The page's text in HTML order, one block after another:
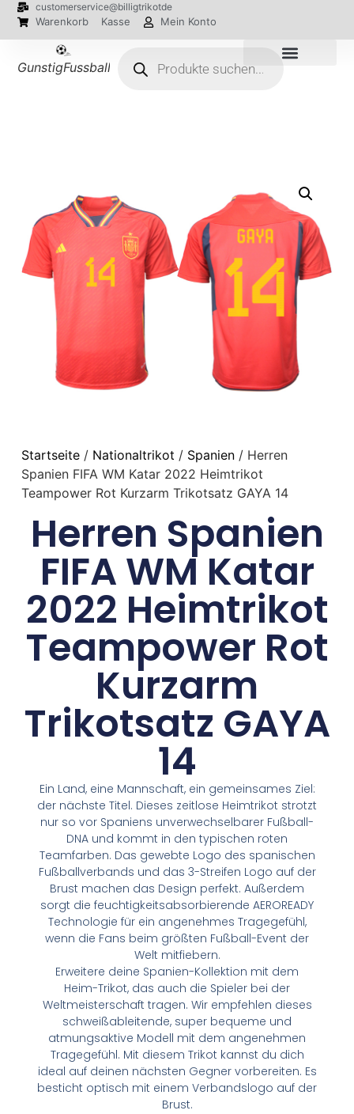
customerservice@billigtrikotde
Warenkorb Kasse Mein Konto
GunstigFussballTrikot
Startseite/ Nationaltrikot / Spanien/ Herren
Spanien FIFA WM Katar 2022 Heimtrikot
Teampower Rot Kurzarm Trikotsatz GAYA 14
Herren Spanien
FIFA WM Katar
2022 Heimtrikot
Teampower Rot
Kurzarm
Trikotsatz GAYA
14
Ein Land, eine Mannschaft, ein gemeinsames Ziel:
der nächste Titel. Dieses zeitlose Heimtrikot strotzt
nur so vor Spaniens unverwechselbarer Fußball-
DNA und kommt in den typischen roten
Teamfarben. Das gewebte Logo des spanischen
Fußballverbands und das 3-Streifen Logo auf der
Brust machen das Design perfekt. Außerdem
sorgt die feuchtigkeitsabsorbierende AEROREADY
Technologie für ein angenehmes Tragegefühl,
wenn die Fans beim größten Fußball-Event der
Welt mitfiebern.
Erweitere deine Spanien-Kollektion mit dem
Heim-Trikot, das auch die Spieler bei der
Weltmeisterschaft tragen. Wir empfehlen dieses
schweißableitende, super bequeme und
atmungsaktive Modell mit dem angenehmen
Tragegefühl. Mit diesem Trikot kannst du dich
ideal auf deinen nächsten Gegner vorbereiten. Es
besticht optisch mit einem Verbandslogo auf der
Brust.